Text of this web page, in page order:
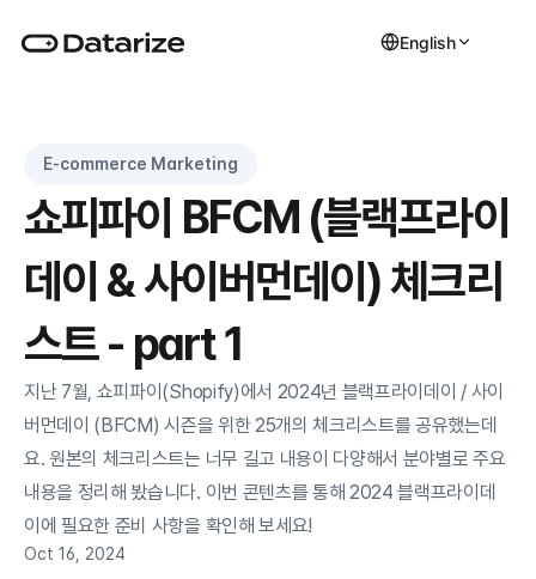
English
E-commerce Marketing
쇼피파이 BFCM (블랙프라이
데이 & 사이버먼데이) 체크리
스트 - part 1
지난 7월, 쇼피파이(Shopify)에서 2024년 블랙프라이데이 / 사이
버먼데이 (BFCM) 시즌을 위한 25개의 체크리스트를 공유했는데
요. 원본의 체크리스트는 너무 길고 내용이 다양해서 분야별로 주요
내용을 정리해 봤습니다. 이번 콘텐츠를 통해 2024 블랙프라이데
이에 필요한 준비 사항을 확인해 보세요!
Oct 16, 2024